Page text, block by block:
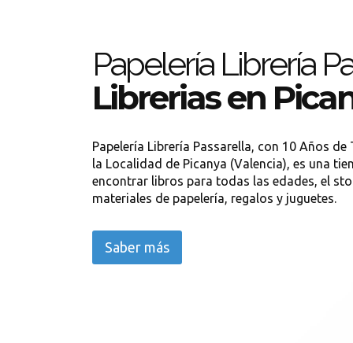
Papelería Librería
Librerias en
Papelería Librería Passarella, con 10 Años
la Localidad de Picanya (Valencia), es una
encontrar libros para todas las edades, el
materiales de papelería, regalos y juguetes.
Saber más